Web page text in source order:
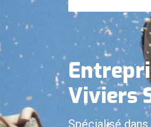
Viviers
Spécialisé